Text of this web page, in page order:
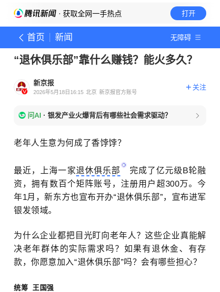
· 获取全网一手热点 打开
首页 新闻 无障碍
“退休俱乐部”靠什么赚钱？能火多久？
新京报
2026年5月18日16:15 北京 新京报官方账号
关注
问AI · 银发产业火爆背后有哪些社会需求驱动？
老年人生意为何成了香饽饽？
最近，上海一家退休俱乐部
完成了亿元级B轮融
资，拥有数百个矩阵账号，注册用户超300万。今
年1月，新东方也宣布开办“退休俱乐部”，宣布进军
银发领域。
为什么企业都把目光盯向老年人？这些企业真能解
决老年群体的实际需求吗？如果有退休金、有存
款，你愿意加入“退休俱乐部”吗？会有哪些担心？
统筹 王国强